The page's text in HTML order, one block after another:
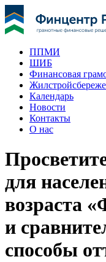
ППМИ
ШИБ
Финансовая
Календарь
Новости
Контакты
О нас
для
возраста
и
способы